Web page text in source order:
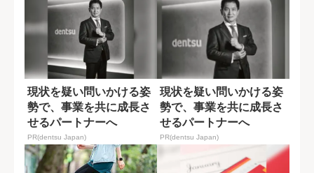
現状を疑い問いかける姿
勢で、事業を共に成長さ
せるパートナーへ
PR(dentsu Japan)
現状を疑い問いかける姿
勢で、事業を共に成長さ
せるパートナーへ
PR(dentsu Japan)